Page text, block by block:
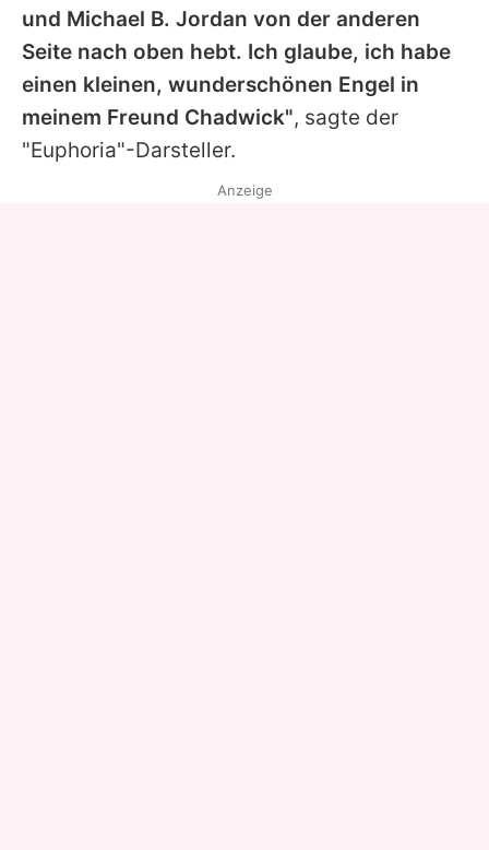
und Michael B. Jordan von der anderen
Seite nach oben hebt. Ich glaube, ich habe
einen kleinen, wunderschönen Engel in
meinem Freund Chadwick", sagte der
"Euphoria"-Darsteller.
Anzeige